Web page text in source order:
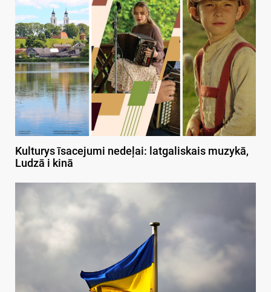
Kulturys īsacejumi nedeļai: latgaliskais muzykā,
Ludzā i kinā